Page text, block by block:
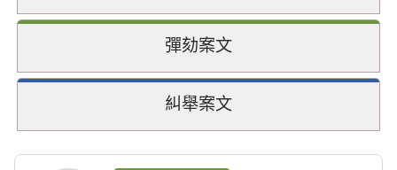
彈劾案文
糾舉案文